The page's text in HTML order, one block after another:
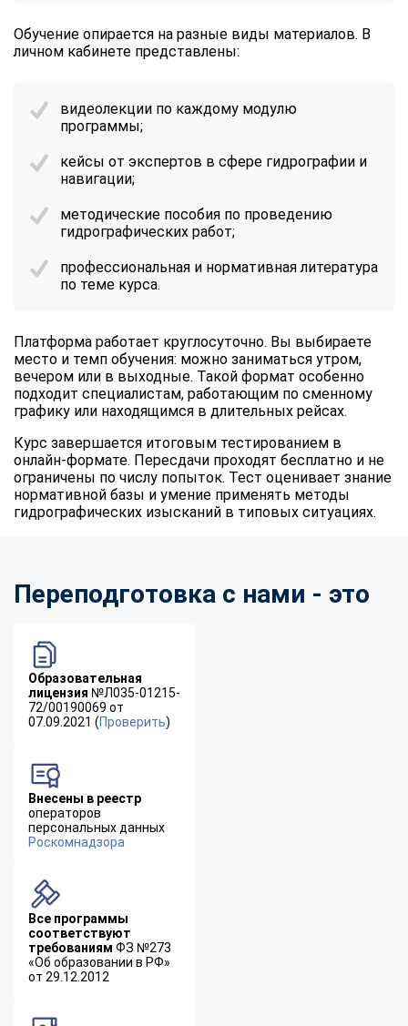
Обучение опирается на разные виды материалов. В
личном кабинете представлены:
видеолекции по каждому модулю
программы;
кейсы от экспертов в сфере гидрографии и
навигации;
методические пособия по проведению
гидрографических работ;
профессиональная и нормативная литература
по теме курса.
Платформа работает круглосуточно. Вы выбираете
место и темп обучения: можно заниматься утром,
вечером или в выходные. Такой формат особенно
подходит специалистам, работающим по сменному
графику или находящимся в длительных рейсах.
Курс завершается итоговым тестированием в
онлайн-формате. Пересдачи проходят бесплатно и не
ограничены по числу попыток. Тест оценивает знание
нормативной базы и умение применять методы
гидрографических изысканий в типовых ситуациях.
Переподготовка с нами - это
Образовательная
лицензия №Л035-01215-
72/00190069 от
07.09.2021 (Проверить)
Внесены в реестр
операторов
персональных данных
Роскомнадзора
Все программы
соответствуют
требованиям ФЗ №273
«Об образовании в РФ»
от 29.12.2012